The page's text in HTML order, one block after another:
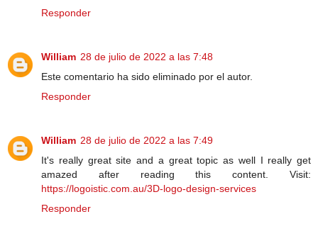
Responder
William 28 de julio de 2022 a las 7:48
Este comentario ha sido eliminado por el autor.
Responder
William 28 de julio de 2022 a las 7:49
It's really great site and a great topic as well I really get
amazed after reading this content. Visit:
https://logoistic.com.au/3D-logo-design-services
Responder